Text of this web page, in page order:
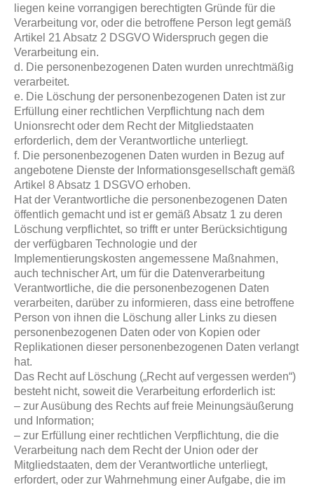
liegen keine vorrangigen berechtigten Gründe für die
Verarbeitung vor, oder die betroffene Person legt gemäß
Artikel 21 Absatz 2 DSGVO Widerspruch gegen die
Verarbeitung ein.
d. Die personenbezogenen Daten wurden unrechtmäßig
verarbeitet.
e. Die Löschung der personenbezogenen Daten ist zur
Erfüllung einer rechtlichen Verpflichtung nach dem
Unionsrecht oder dem Recht der Mitgliedstaaten
erforderlich, dem der Verantwortliche unterliegt.
f. Die personenbezogenen Daten wurden in Bezug auf
angebotene Dienste der Informationsgesellschaft gemäß
Artikel 8 Absatz 1 DSGVO erhoben.
Hat der Verantwortliche die personenbezogenen Daten
öffentlich gemacht und ist er gemäß Absatz 1 zu deren
Löschung verpflichtet, so trifft er unter Berücksichtigung
der verfügbaren Technologie und der
Implementierungskosten angemessene Maßnahmen,
auch technischer Art, um für die Datenverarbeitung
Verantwortliche, die die personenbezogenen Daten
verarbeiten, darüber zu informieren, dass eine betroffene
Person von ihnen die Löschung aller Links zu diesen
personenbezogenen Daten oder von Kopien oder
Replikationen dieser personenbezogenen Daten verlangt
hat.
Das Recht auf Löschung („Recht auf vergessen werden“)
besteht nicht, soweit die Verarbeitung erforderlich ist:
– zur Ausübung des Rechts auf freie Meinungsäußerung
und Information;
– zur Erfüllung einer rechtlichen Verpflichtung, die die
Verarbeitung nach dem Recht der Union oder der
Mitgliedstaaten, dem der Verantwortliche unterliegt,
erfordert, oder zur Wahrnehmung einer Aufgabe, die im